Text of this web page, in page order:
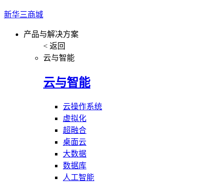
新华三商城
产品与解决方案
< 返回
云与智能
云与智能
云操作系统
虚拟化
超融合
桌面云
大数据
数据库
人工智能